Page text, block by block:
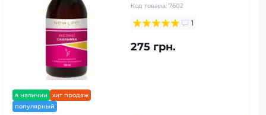
в наличии
хит продаж
популярный
Код товара: 7602
1
275 грн.